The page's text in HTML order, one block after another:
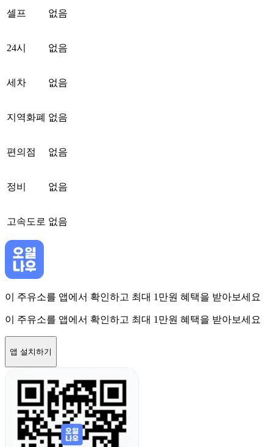
셀프 없음
24시 없음
세차 없음
지역화폐 없음
편의점 없음
정비 없음
고속도로 없음
이 주유소를 앱에서 확인하고 최대 1만원 혜택을 받아보세요
이 주유소를 앱에서 확인하고 최대 1만원 혜택을 받아보세요
앱 설치하기